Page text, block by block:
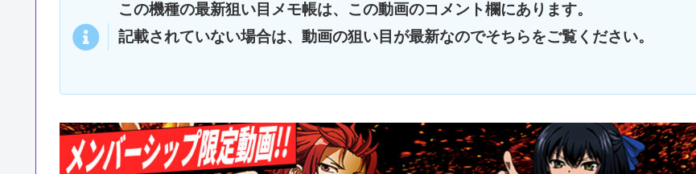
この機種の最新狙い目メモ帳は、この動画のコメント欄にあります。
記載されていない場合は、動画の狙い目が最新なのでそちらをご覧ください。